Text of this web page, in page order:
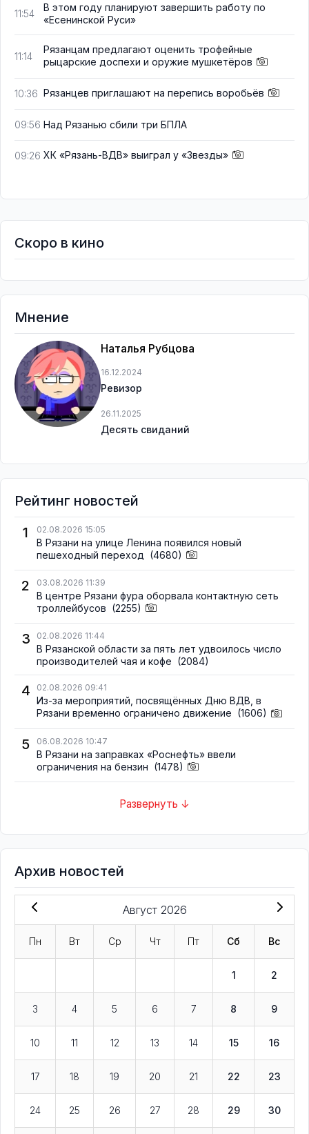
11:54
В этом году планируют завершить работу по
«Есенинской Руси»
11:14
Рязанцам предлагают оценить трофейные
рыцарские доспехи и оружие мушкетёров
10:36 Рязанцев приглашают на перепись воробьёв
09:56 Над Рязанью сбили три БПЛА
09:26 ХК «Рязань-ВДВ» выиграл у «Звезды»
Скоро в кино
Мнение
Наталья Рубцова
16.12.2024
Ревизор
26.11.2025
Десять свиданий
Рейтинг новостей
1
02.08.2026 15:05
В Рязани на улице Ленина появился новый
пешеходный переход (4680)
2 03.08.2026 11:39
В центре Рязани фура оборвала контактную сеть
троллейбусов (2255)
3 02.08.2026 11:44
В Рязанской области за пять лет удвоилось число
производителей чая и кофе (2084)
4 02.08.2026 09:41
Из-за мероприятий, посвящённых Дню ВДВ, в
Рязани временно ограничено движение (1606)
5 06.08.2026 10:47
В Рязани на заправках «Роснефть» ввели
ограничения на бензин (1478)
Развернуть ↓
Архив новостей
Август 2026
Пн Вт Ср Чт Пт Сб Вс
1 2
3 4 5 6 7 8 9
10 11 12 13 14 15 16
17 18 19 20 21 22 23
24 25 26 27 28 29 30